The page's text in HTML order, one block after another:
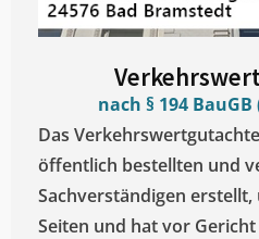
nach § 194
Das
öffentlich bestellten und
Sachverständigen
Seiten und hat vor